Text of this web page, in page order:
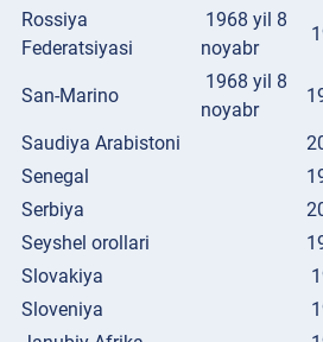
Rossiya
Federatsiyasi
1968 yil 8
noyabr
San-Marino
1968 yil 8
noyabr
Saudiya Arabistoni
Senegal
Serbiya
Seyshel orollari
Slovakiya
Sloveniya